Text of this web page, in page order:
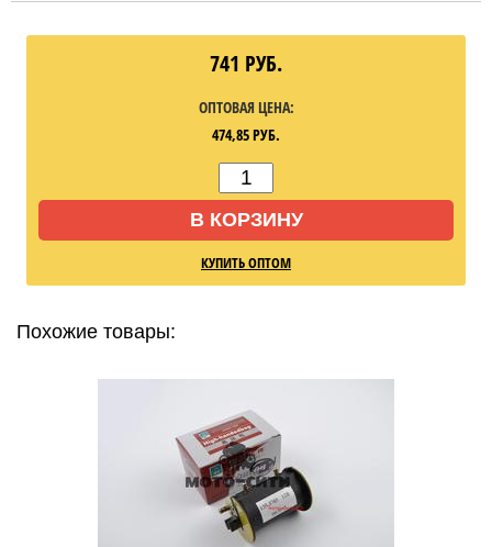
741 РУБ.
ОПТОВАЯ ЦЕНА:
474,85РУБ.
В КОРЗИНУ
КУПИТЬ ОПТОМ
Похожие товары: